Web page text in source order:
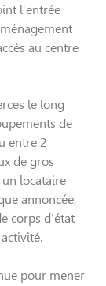
l’entrée
au centre
le long
de
entre 2
de gros
locataire
annoncée,
corps d’état
pour mener